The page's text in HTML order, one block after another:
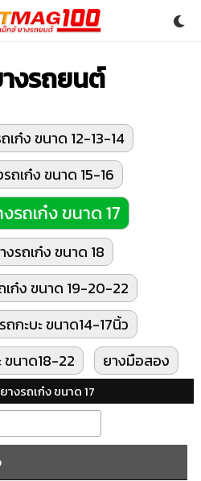
งรถยนต์
เก๋ง ขนาด 12-13-14
ถเก๋ง ขนาด 15-16
รถเก๋ง ขนาด 17
งรถเก๋ง ขนาด 18
เก๋ง ขนาด 19-20-22
กะบะ ขนาด14-17นิ้ว
ขนาด18-22
ยางมือสอง
างรถเก๋ง ขนาด 17